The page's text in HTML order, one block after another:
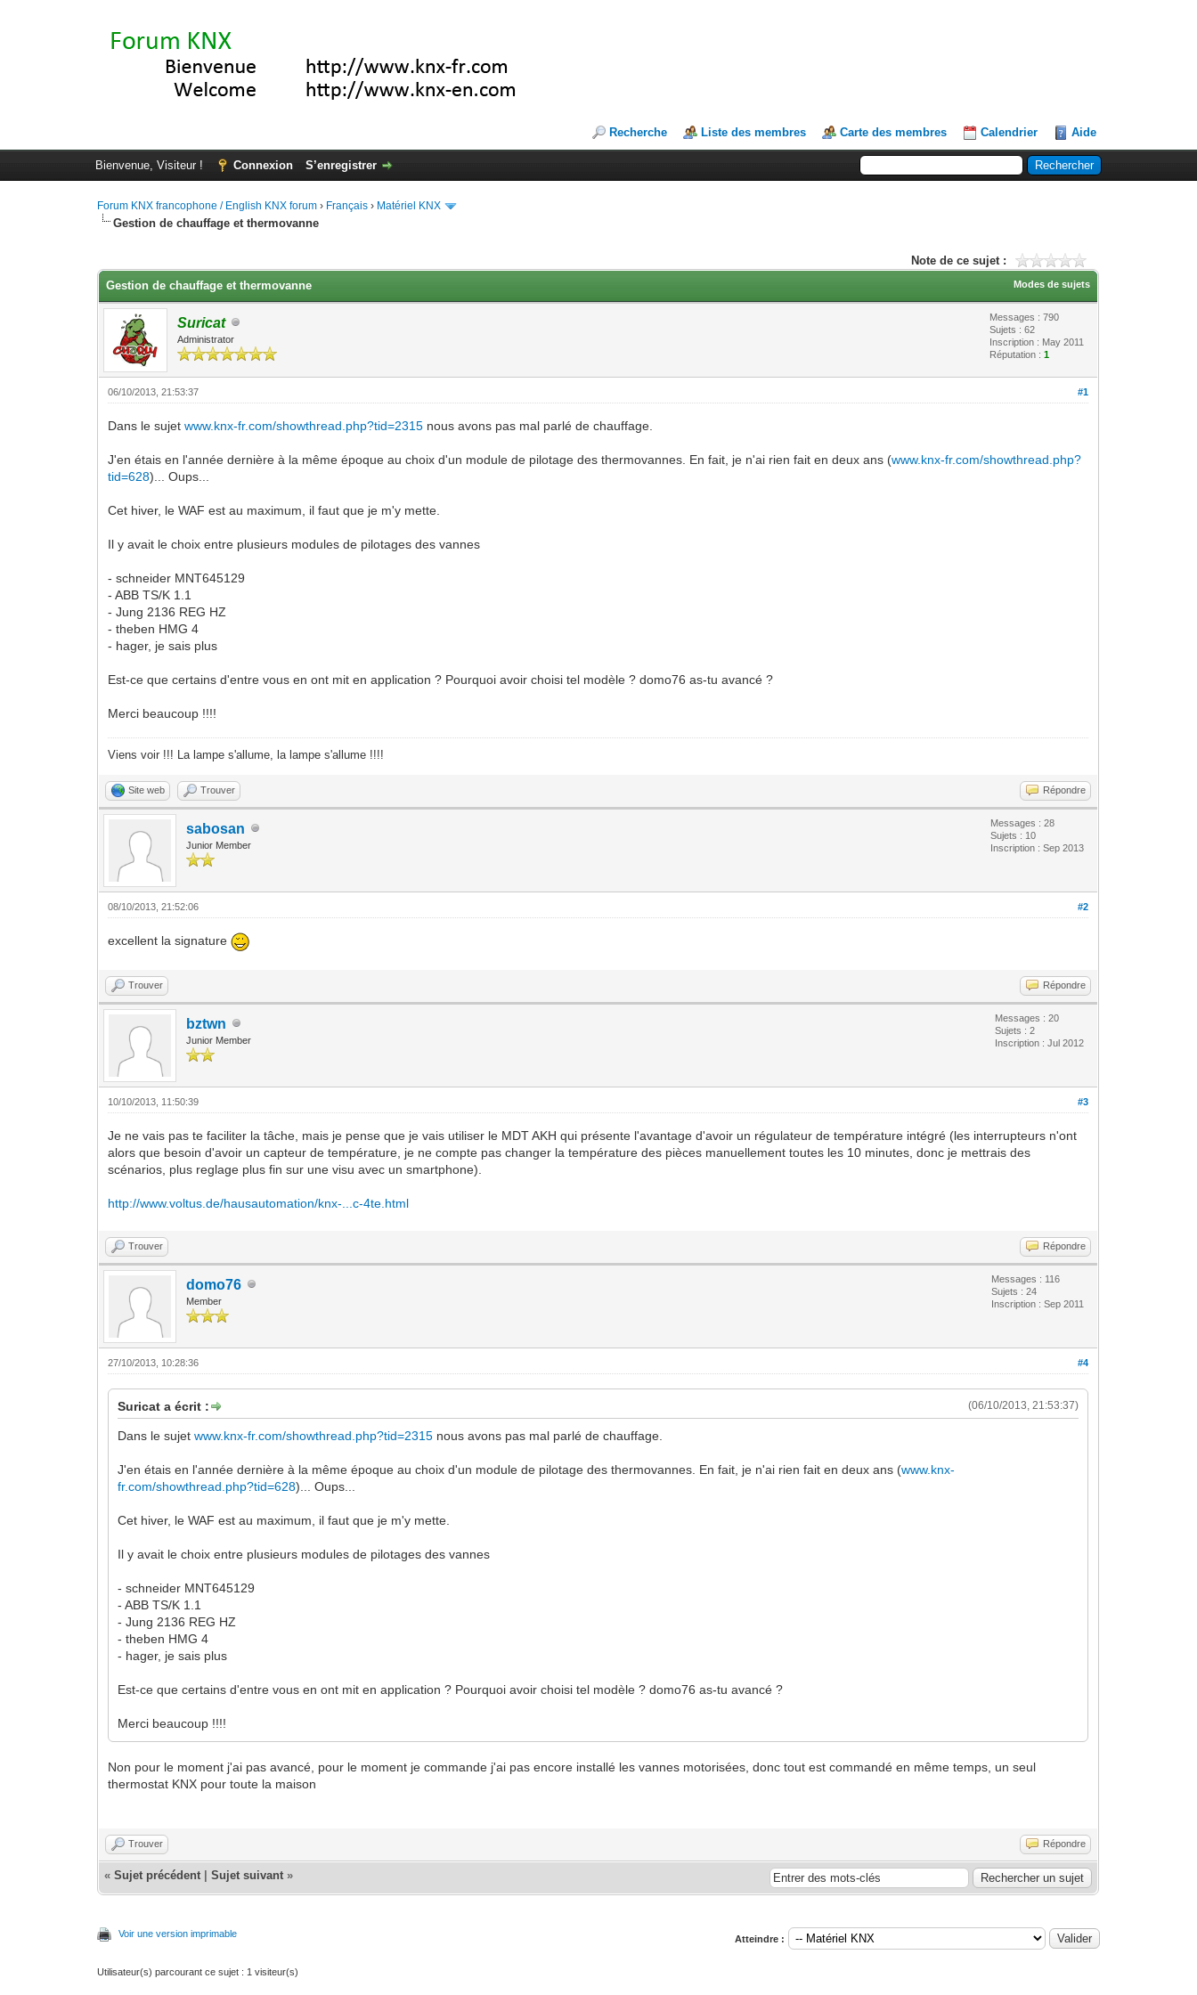
Recherche Liste des membres Carte des membres Calendrier Aide
Bienvenue, Visiteur ! Connexion S’enregistrer
Forum KNX francophone / English KNX forum › Français › Matériel KNX
Gestion de chauffage et thermovanne
Note de ce sujet :
Modes de sujets
Gestion de chauffage et thermovanne
Suricat
Administrator
Messages : 790
Sujets : 62
Inscription : May 2011
Réputation :1
#1
06/10/2013, 21:53:37
Dans le sujetwww.knx-fr.com/showthread.php?tid=2315 nous avons pas mal parlé de chauffage.
J'en étais en l'année dernière à la même époque au choix d'un module de pilotage des thermovannes. En fait, je n'ai rien fait en deux ans (www.knx-fr.com/showthread.php?
tid=628)... Oups...
Cet hiver, le WAF est au maximum, il faut que je m'y mette.
Il y avait le choix entre plusieurs modules de pilotages des vannes
- schneider MNT645129
- ABB TS/K 1.1
- Jung 2136 REG HZ
- theben HMG 4
- hager, je sais plus
Est-ce que certains d'entre vous en ont mit en application ? Pourquoi avoir choisi tel modèle ? domo76 as-tu avancé ?
Merci beaucoup !!!!
Viens voir !!! La lampe s'allume, la lampe s'allume !!!!
Site web Trouver Répondre
sabosan
Junior Member
Messages : 28
Sujets : 10
Inscription : Sep 2013
#2
08/10/2013, 21:52:06
excellent la signature
Trouver Répondre
bztwn
Junior Member
Messages : 20
Sujets : 2
Inscription : Jul 2012
#3
10/10/2013, 11:50:39
Je ne vais pas te faciliter la tâche, mais je pense que je vais utiliser le MDT AKH qui présente l'avantage d'avoir un régulateur de température intégré (les interrupteurs n'ont
alors que besoin d'avoir un capteur de température, je ne compte pas changer la température des pièces manuellement toutes les 10 minutes, donc je mettrais des
scénarios, plus reglage plus fin sur une visu avec un smartphone).
http://www.voltus.de/hausautomation/knx-...c-4te.html
Trouver Répondre
domo76
Member
Messages : 116
Sujets : 24
Inscription : Sep 2011
#4
27/10/2013, 10:28:36
(06/10/2013, 21:53:37)
Suricat a écrit :
Dans le sujetwww.knx-fr.com/showthread.php?tid=2315 nous avons pas mal parlé de chauffage.
J'en étais en l'année dernière à la même époque au choix d'un module de pilotage des thermovannes. En fait, je n'ai rien fait en deux ans (www.knx-
fr.com/showthread.php?tid=628)... Oups...
Cet hiver, le WAF est au maximum, il faut que je m'y mette.
Il y avait le choix entre plusieurs modules de pilotages des vannes
- schneider MNT645129
- ABB TS/K 1.1
- Jung 2136 REG HZ
- theben HMG 4
- hager, je sais plus
Est-ce que certains d'entre vous en ont mit en application ? Pourquoi avoir choisi tel modèle ? domo76 as-tu avancé ?
Merci beaucoup !!!!
Non pour le moment j'ai pas avancé, pour le moment je commande j'ai pas encore installé les vannes motorisées, donc tout est commandé en même temps, un seul
thermostat KNX pour toute la maison
Trouver Répondre
«Sujet précédent |Sujet suivant »
Voir une version imprimable Atteindre :
Utilisateur(s) parcourant ce sujet : 1 visiteur(s)